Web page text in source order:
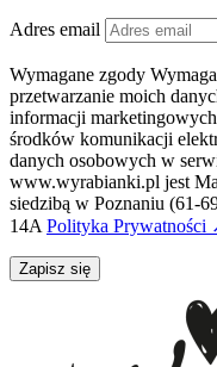
Adres email
Wymagane zgody
przetwarzanie moich
informacji
środków komunikacji
danych osobowych w
www.wyrabianki.pl jest
siedzibą w Poznaniu (61-
14A Polityka Prywatności
Zapisz się